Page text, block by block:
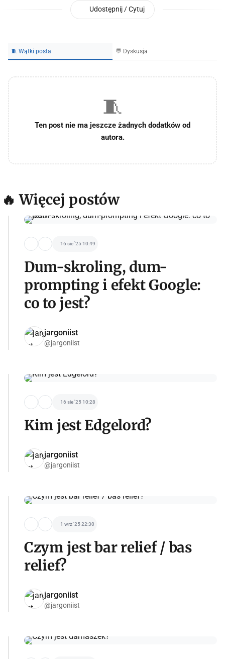
Udostępnij / Cytuj
🧵 Wątki posta 💬 Dyskusja
🧵
Ten post nie ma jeszcze żadnych dodatków od
autora.
🔥 Więcej postów
16 sie '25 10:49
Dum-skroling, dum-
prompting i efekt Google:
co to jest?
jargoniist
@jargoniist
16 sie '25 10:28
Kim jest Edgelord?
jargoniist
@jargoniist
1 wrz '25 22:30
Czym jest bar relief / bas
relief?
jargoniist
@jargoniist